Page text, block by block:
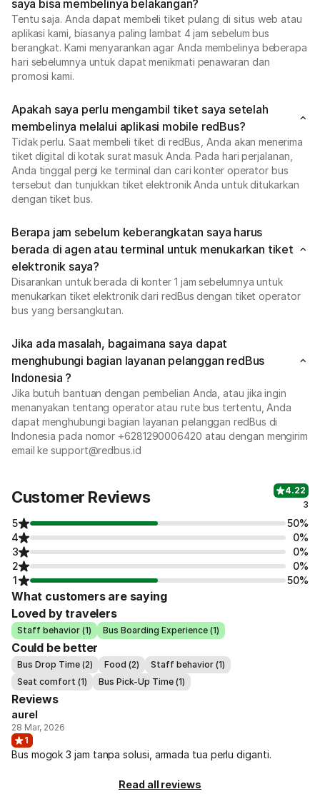
saya bisa membelinya belakangan?
Tentu saja. Anda dapat membeli tiket pulang di situs web atau
aplikasi kami, biasanya paling lambat 4 jam sebelum bus
berangkat. Kami menyarankan agar Anda membelinya beberapa
hari sebelumnya untuk dapat menikmati penawaran dan
promosi kami.
Apakah saya perlu mengambil tiket saya setelah
membelinya melalui aplikasi mobile redBus?
Tidak perlu. Saat membeli tiket di redBus, Anda akan menerima
tiket digital di kotak surat masuk Anda. Pada hari perjalanan,
Anda tinggal pergi ke terminal dan cari konter operator bus
tersebut dan tunjukkan tiket elektronik Anda untuk ditukarkan
dengan tiket bus.
Berapa jam sebelum keberangkatan saya harus
berada di agen atau terminal untuk menukarkan tiket
elektronik saya?
Disarankan untuk berada di konter 1 jam sebelumnya untuk
menukarkan tiket elektronik dari redBus dengan tiket operator
bus yang bersangkutan.
Jika ada masalah, bagaimana saya dapat
menghubungi bagian layanan pelanggan redBus
Indonesia ?
Jika butuh bantuan dengan pembelian Anda, atau jika ingin
menanyakan tentang operator atau rute bus tertentu, Anda
dapat menghubungi bagian layanan pelanggan redBus di
Indonesia pada nomor +6281290006420 atau dengan mengirim
email ke support@redbus.id
Customer Reviews
4.22
3
5
50%
4
0%
3
0%
2
0%
1
50%
What customers are saying
Loved by travelers
Staff behavior (1) Bus Boarding Experience (1)
Could be better
Bus Drop Time (2) Food (2)
Staff behavior (1)
Seat comfort (1)
Bus Pick-Up Time (1)
Reviews
aurel
28 Mar, 2026
1
Bus mogok 3 jam tanpa solusi, armada tua perlu diganti.
Read all reviews